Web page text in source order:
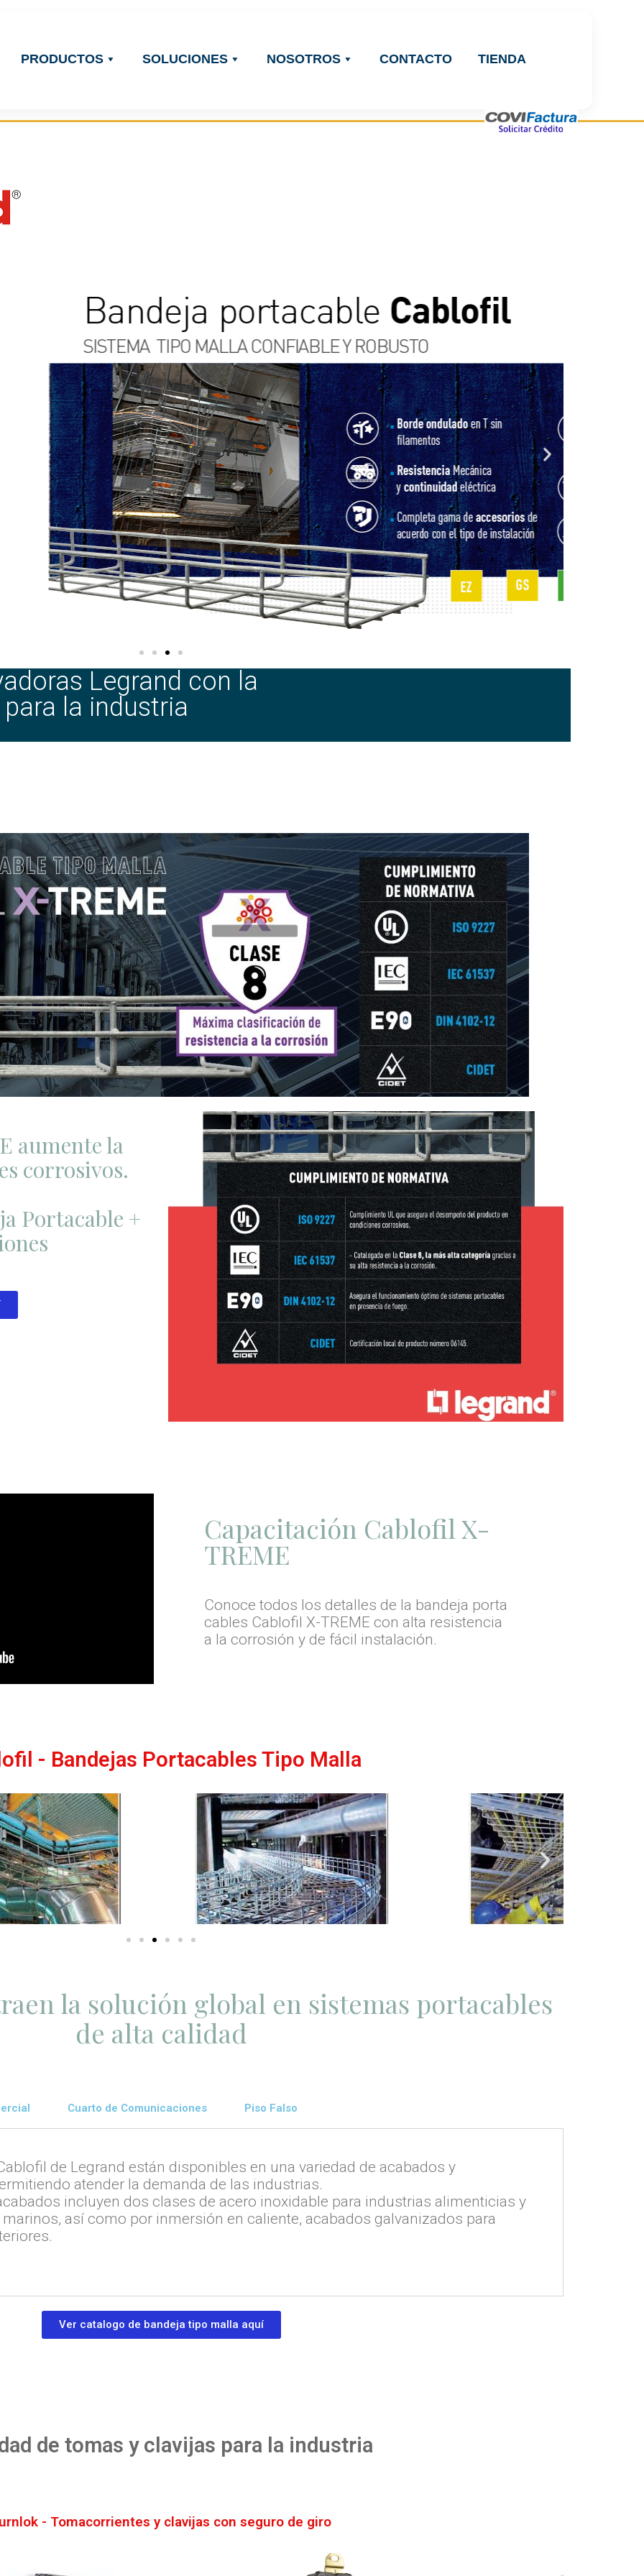
PRODUCTOS SOLUCIONES NOSOTROS CONTACTO TIENDA
Legrand con la
la industria
aumente la
corrosivos.
Portacable +
Capacitación Cablofil X-
TREME
Conoce todos los detalles de la bandeja porta
cables Cablofil X-TREME con alta resistencia
a la corrosión y de fácil instalación.
- Bandejas Portacables Tipo Malla
la solución global en sistemas portacables
de alta calidad
Cuarto de Comunicaciones Piso Falso
de Legrand están disponibles en una variedad de acabados y
atender la demanda de las industrias.
incluyen dos clases de acero inoxidable para industrias alimenticias y
así como por inmersión en caliente, acabados galvanizados para
Ver catalogo de bandeja tipo malla aquí
de tomas y clavijas para la industria
- Tomacorrientes y clavijas con seguro de giro